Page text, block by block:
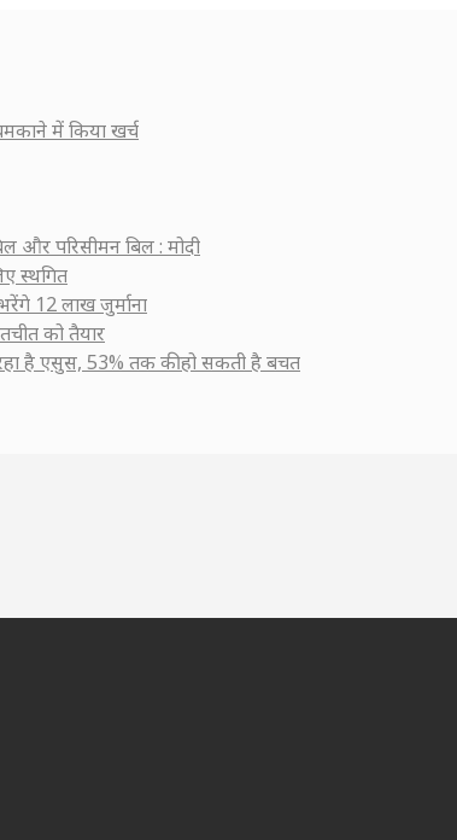
में किया खर्च
और परिसीमन बिल : मोदी
स्थगित
12 लाख जुर्माना
को तैयार
है एसुस, 53% तक की हो सकती है बचत